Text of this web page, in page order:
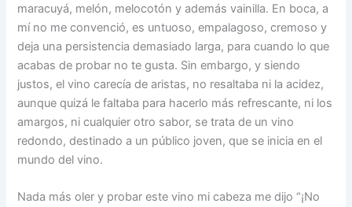
maracuyá, melón, melocotón y además vainilla. En boca, a
mí no me convenció, es untuoso, empalagoso, cremoso y
deja una persistencia demasiado larga, para cuando lo que
acabas de probar no te gusta. Sin embargo, y siendo
justos, el vino carecía de aristas, no resaltaba ni la acidez,
aunque quizá le faltaba para hacerlo más refrescante, ni los
amargos, ni cualquier otro sabor, se trata de un vino
redondo, destinado a un público joven, que se inicia en el
mundo del vino.
Nada más oler y probar este vino mi cabeza me dijo “¡No